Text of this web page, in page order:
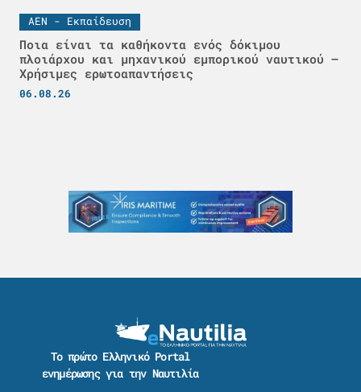
ΑΕΝ - Εκπαίδευση
Ποια είναι τα καθήκοντα ενός δόκιμου
πλοιάρχου και μηχανικού εμπορικού ναυτικού –
Χρήσιμες ερωτοαπαντήσεις
06.08.26
Το πρώτο Ελληνικό Portal
ενημέρωσης για την Ναυτιλία